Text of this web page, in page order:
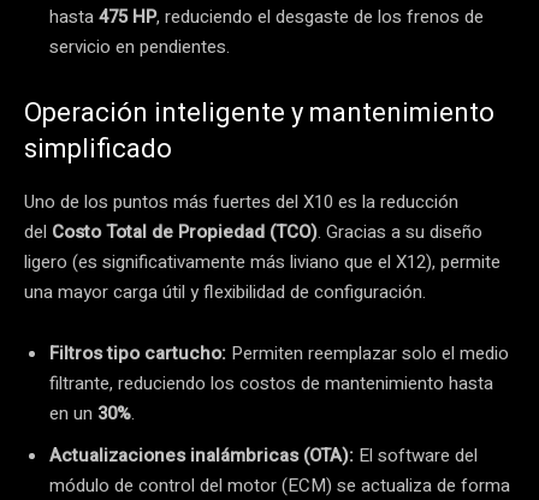
hasta475 HP, reduciendo el desgaste de los frenos de
servicio en pendientes.
Operación inteligente y mantenimiento
simplificado
Uno de los puntos más fuertes del X10 es la reducción
del Costo Total de Propiedad (TCO). Gracias a su diseño
ligero (es significativamente más liviano que el X12), permite
una mayor carga útil y flexibilidad de configuración.
Filtros tipo cartucho: Permiten reemplazar solo el medio
filtrante, reduciendo los costos de mantenimiento hasta
en un 30%.
Actualizaciones inalámbricas (OTA): El software del
módulo de control del motor (ECM) se actualiza de forma